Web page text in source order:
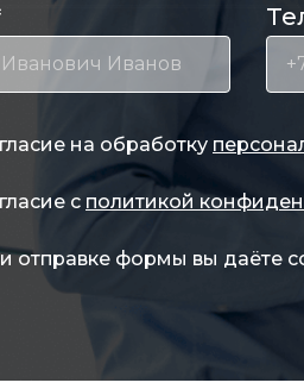
на обработку
с политикой
отправке формы вы даёте